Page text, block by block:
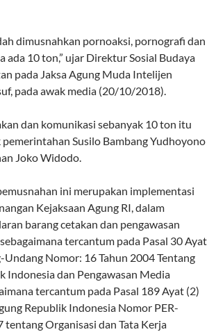
dimusnahkan pornoaksi, pornografi dan
ada 10 ton,” ujar Direktur Sosial Budaya
pada Jaksa Agung Muda Intelijen
pada awak media (20/10/2018).
dan komunikasi sebanyak 10 ton itu
Susilo Bambang Yudhoyono
Joko Widodo.
ini merupakan implementasi
Kejaksaan Agung RI, dalam
barang cetakan dan pengawasan
tercantum pada Pasal 30 Ayat
Undang Nomor: 16 Tahun 2004 Tentang
Indonesia dan Pengawasan Media
tercantum pada Pasal 189 Ayat (2)
Republik Indonesia Nomor PER-
Organisasi dan Tata Kerja